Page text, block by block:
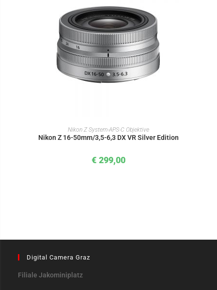
IN DEN WARENKORB
Nikon Z System-APS-C Objektive
Nikon Z 16-50mm/3,5-6,3 DX VR Silver Edition
€ 299,00
Digital Camera Graz
Filiale Jakominiplatz